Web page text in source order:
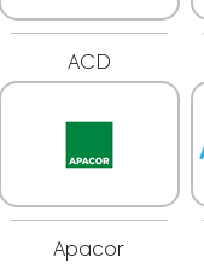
ACD
Apacor